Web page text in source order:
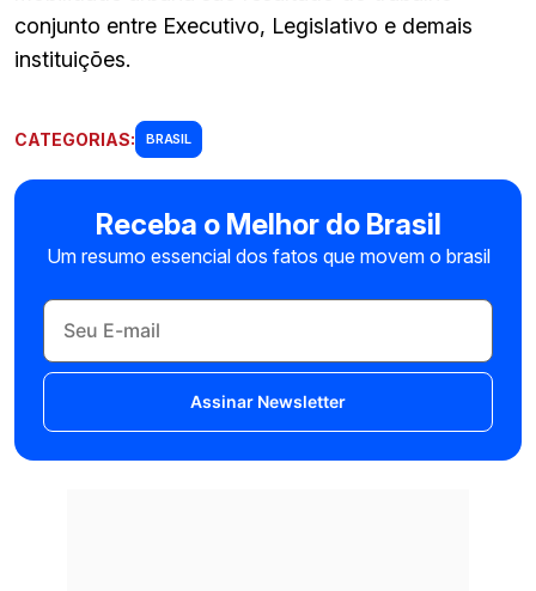
conjunto entre Executivo, Legislativo e demais
instituições.
CATEGORIAS: BRASIL
Receba o Melhor do Brasil
Um resumo essencial dos fatos que movem o brasil
Assinar Newsletter